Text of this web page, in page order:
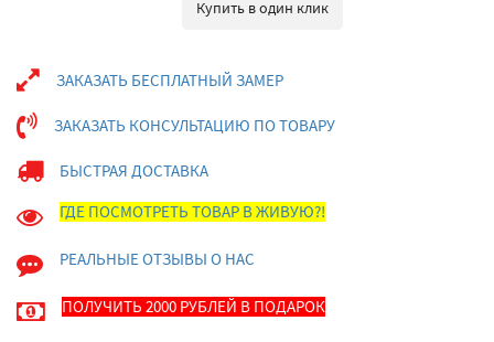
Купить в один клик
ЗАКАЗАТЬ БЕСПЛАТНЫЙ ЗАМЕР
ЗАКАЗАТЬ КОНСУЛЬТАЦИЮ ПО ТОВАРУ
БЫСТРАЯ ДОСТАВКА
ГДЕ ПОСМОТРЕТЬ ТОВАР В ЖИВУЮ?!
РЕАЛЬНЫЕ ОТЗЫВЫ О НАС
ПОЛУЧИТЬ 2000 РУБЛЕЙ В ПОДАРОК